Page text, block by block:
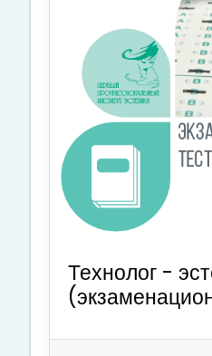
Технолог -